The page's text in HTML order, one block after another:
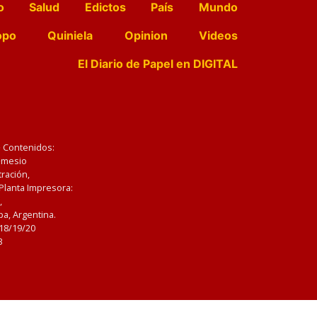
Salud Edictos País
Mundo
Quiniela Opinion
Videos
El Diario de Papel en DIGITAL
Impresora:
Argentina.
19/20